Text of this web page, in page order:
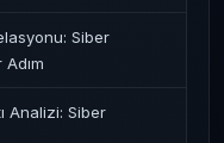
Siber
Analizi: Siber